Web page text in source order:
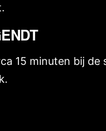
15 minuten bij